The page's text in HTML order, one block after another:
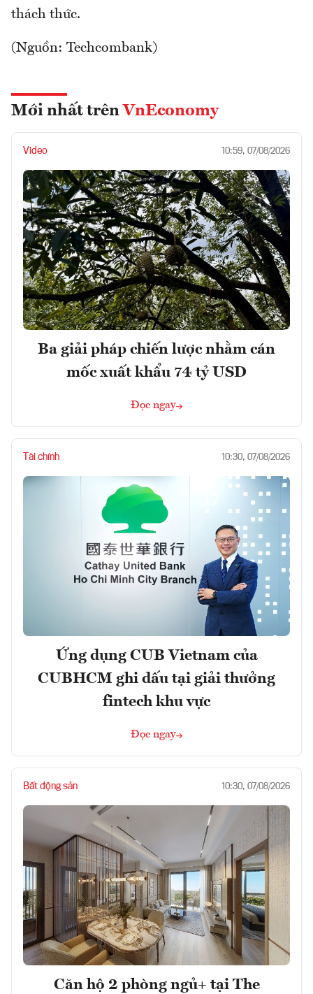
thách thức.
(Nguồn: Techcombank)
Mới nhất trên VnEconomy
Video 10:59, 07/08/2026
Ba giải pháp chiến lược nhằm cán
mốc xuất khẩu 74 tỷ USD
Đọc ngay
Tài chính 10:30, 07/08/2026
Ứng dụng CUB Vietnam của
CUBHCM ghi dấu tại giải thưởng
fintech khu vực
Đọc ngay
Bất động sản 10:30, 07/08/2026
Căn hộ 2 phòng ngủ+ tại The